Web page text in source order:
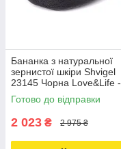
Бананка з натуральної
зернистої шкіри Shvigel
23145 Чорна Love&Life -
online-multimarket-
Готово до відправки
2 023 ₴ 2 975 ₴